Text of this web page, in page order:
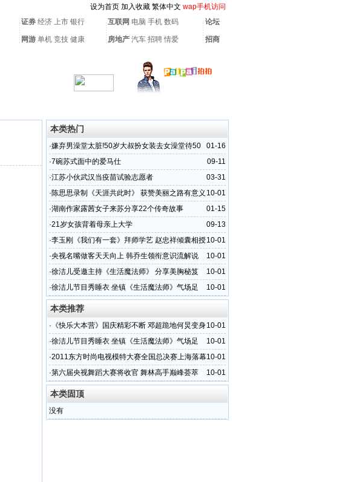
设为首页 加入收藏 繁体中文 wap手机访问
证券 经济 上市 银行 互联网 电脑 手机 数码 论坛
网游 单机 竞技 健康 房地产 汽车 招聘 情爱 招商
本类热门
01-16
·嫌弃男澡堂太脏!50岁大叔扮女装去女澡堂待50
分钟
09-11
·7碗苏式面中的爱马仕
03-31
·江苏小伙武汉当疫苗试验志愿者
10-01
·陈思思录制《天涯共此时》 获赞美丽之路有意义
01-15
·湖南作家露茜女子来苏分享22个传奇故事
09-13
·21岁女孩背着母亲上大学
10-01
·李玉刚《我们有一套》拜师学艺 赵忠祥倾囊相授
10-01
·央视名嘴做客天天向上 韩乔生领衔意识流解说
10-01
·徐洁儿受邀主持《生活魔法师》 分享美胸秘笈
10-01
·徐洁儿节目秀睡衣 坐镇《生活魔法师》气场足
本类推荐
10-01
· 《快乐大本营》国庆精彩不断 邓超跪地何炅变身
10-01
·徐洁儿节目秀睡衣 坐镇《生活魔法师》气场足
10-01
·2011东方时尚电视模特大赛全国总决赛上海落幕
10-01
·第六届央视舞蹈大赛将收官 舞林高手巅峰荟萃
本类固顶
没有